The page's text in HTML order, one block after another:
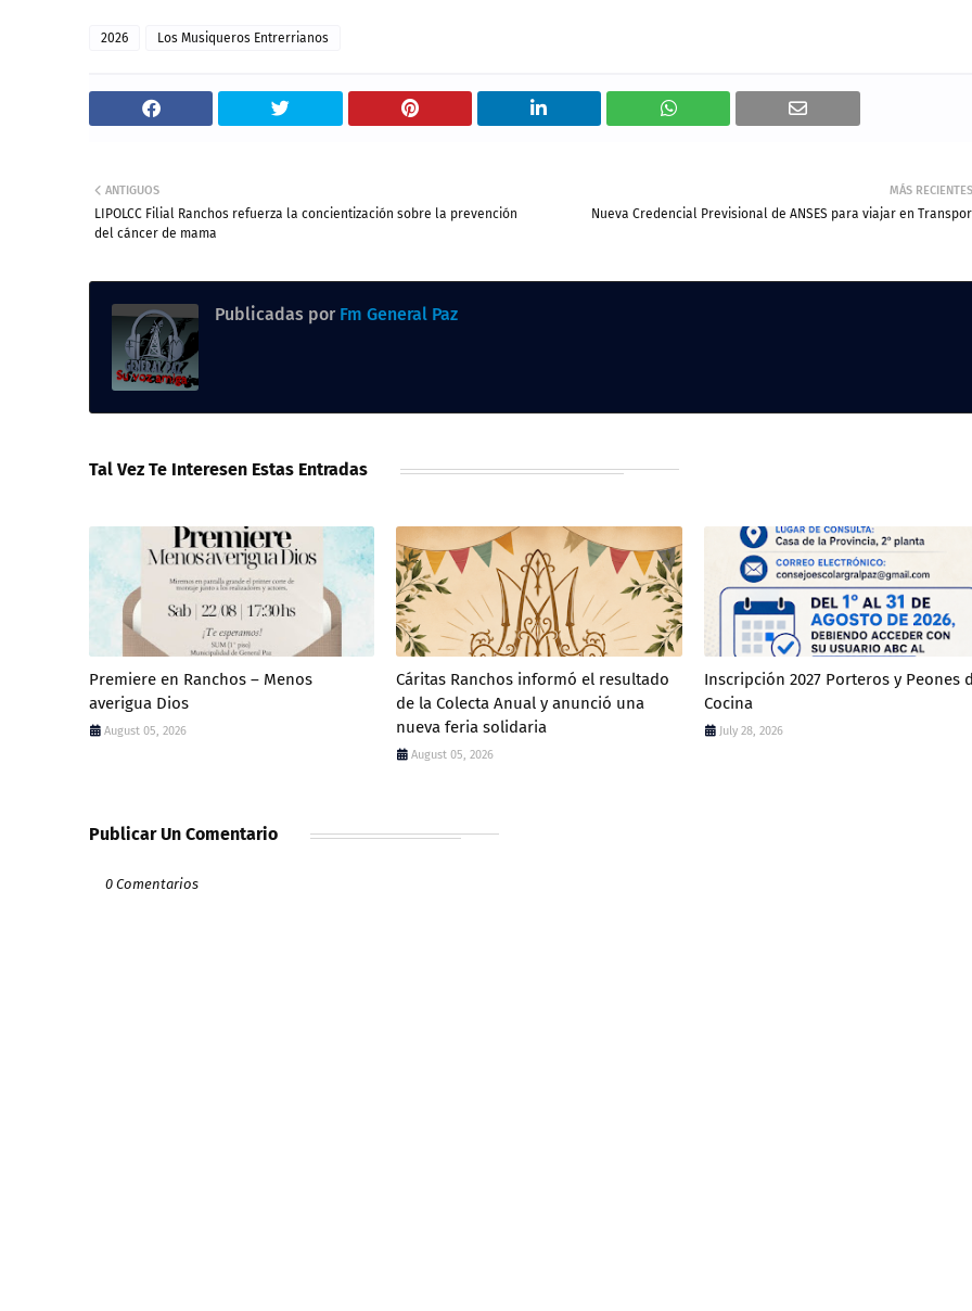
2026 Los Musiqueros Entrerrianos
MÁS RECIENTES
Nueva Credencial Previsional de ANSES para viajar en
ANTIGUOS
LIPOLCC Filial Ranchos refuerza la concientización sobre la prevención
del cáncer de mama
Publicadas por Fm General Paz
Tal Vez Te Interesen Estas Entradas
Premiere en Ranchos – Menos
averigua Dios
August 05, 2026
Cáritas Ranchos informó el resultado
de la Colecta Anual y anunció una
nueva feria solidaria
August 05, 2026
Inscripción 2027 Porteros y Peones
Cocina
July 28, 2026
Publicar Un Comentario
0 Comentarios